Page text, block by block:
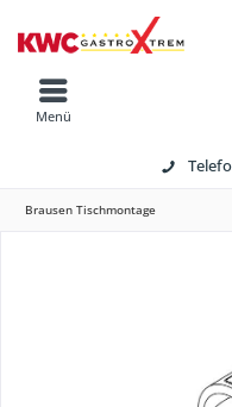
Menü
Brausen Tischmontage